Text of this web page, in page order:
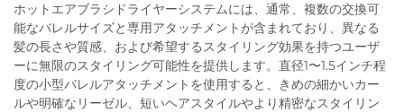
ホットエアブラシドライヤーシステムには、通常、複数の交換可
能なバレルサイズと専用アタッチメントが含まれており、異なる
髪の長さや質感、および希望するスタイリング効果を持つユーザ
ーに無限のスタイリング可能性を提供します。直径1〜1.5インチ程
度の小型バレルアタッチメントを使用すると、きめの細かいカー
ルや明確なリーゼル、短いヘアスタイルやより精密なスタイリン